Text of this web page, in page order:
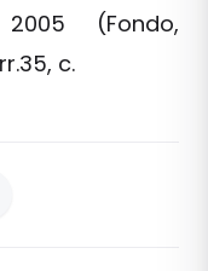
(Fondo,
c.